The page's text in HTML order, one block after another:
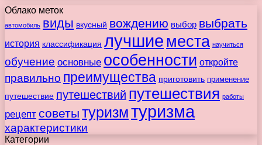
Облако меток
автомобиль виды вкусный вождению выбор выбрать
история классификация лучшиеместа научиться
обучение основные особенности откройте
правильно преимущества приготовить применение
путешествие путешествий путешествия работы
рецепт советы туризмтуризма
характеристики
Категории